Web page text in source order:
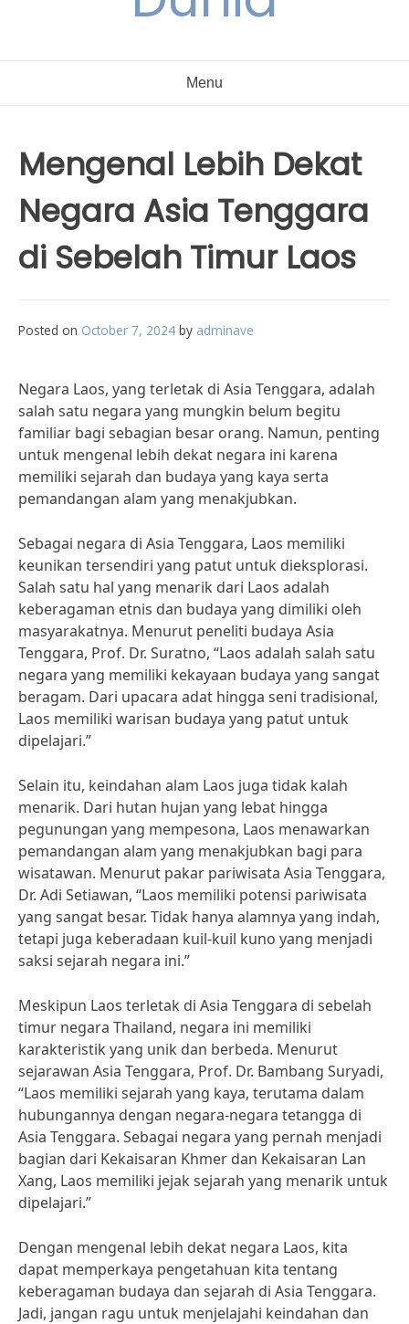
Menu
Mengenal Lebih Dekat
Negara Asia Tenggara
di Sebelah Timur Laos
Posted on October 7, 2024 by adminave
Negara Laos, yang terletak di Asia Tenggara, adalah
salah satu negara yang mungkin belum begitu
familiar bagi sebagian besar orang. Namun, penting
untuk mengenal lebih dekat negara ini karena
memiliki sejarah dan budaya yang kaya serta
pemandangan alam yang menakjubkan.
Sebagai negara di Asia Tenggara, Laos memiliki
keunikan tersendiri yang patut untuk dieksplorasi.
Salah satu hal yang menarik dari Laos adalah
keberagaman etnis dan budaya yang dimiliki oleh
masyarakatnya. Menurut peneliti budaya Asia
Tenggara, Prof. Dr. Suratno, “Laos adalah salah satu
negara yang memiliki kekayaan budaya yang sangat
beragam. Dari upacara adat hingga seni tradisional,
Laos memiliki warisan budaya yang patut untuk
dipelajari.”
Selain itu, keindahan alam Laos juga tidak kalah
menarik. Dari hutan hujan yang lebat hingga
pegunungan yang mempesona, Laos menawarkan
pemandangan alam yang menakjubkan bagi para
wisatawan. Menurut pakar pariwisata Asia Tenggara,
Dr. Adi Setiawan, “Laos memiliki potensi pariwisata
yang sangat besar. Tidak hanya alamnya yang indah,
tetapi juga keberadaan kuil-kuil kuno yang menjadi
saksi sejarah negara ini.”
Meskipun Laos terletak di Asia Tenggara di sebelah
timur negara Thailand, negara ini memiliki
karakteristik yang unik dan berbeda. Menurut
sejarawan Asia Tenggara, Prof. Dr. Bambang Suryadi,
“Laos memiliki sejarah yang kaya, terutama dalam
hubungannya dengan negara-negara tetangga di
Asia Tenggara. Sebagai negara yang pernah menjadi
bagian dari Kekaisaran Khmer dan Kekaisaran Lan
Xang, Laos memiliki jejak sejarah yang menarik untuk
dipelajari.”
Dengan mengenal lebih dekat negara Laos, kita
dapat memperkaya pengetahuan kita tentang
keberagaman budaya dan sejarah di Asia Tenggara.
Jadi, jangan ragu untuk menjelajahi keindahan dan